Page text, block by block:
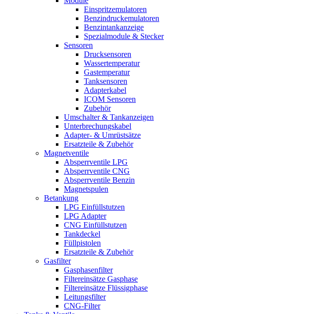
Einspritzemulatoren
Benzindruckemulatoren
Benzintankanzeige
Spezialmodule & Stecker
Sensoren
Drucksensoren
Wassertemperatur
Gastemperatur
Tanksensoren
Adapterkabel
ICOM Sensoren
Zubehör
Umschalter & Tankanzeigen
Unterbrechungskabel
Adapter- & Umrüstsätze
Ersatzteile & Zubehör
Magnetventile
Absperrventile LPG
Absperrventile CNG
Absperrventile Benzin
Magnetspulen
Betankung
LPG Einfüllstutzen
LPG Adapter
CNG Einfüllstutzen
Tankdeckel
Füllpistolen
Ersatzteile & Zubehör
Gasfilter
Gasphasenfilter
Filtereinsätze Gasphase
Filtereinsätze Flüssigphase
Leitungsfilter
CNG-Filter